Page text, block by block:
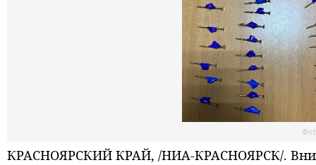
КРАСНОЯРСКИЙ КРАЙ, /НИА-КРАСНОЯРСК/.